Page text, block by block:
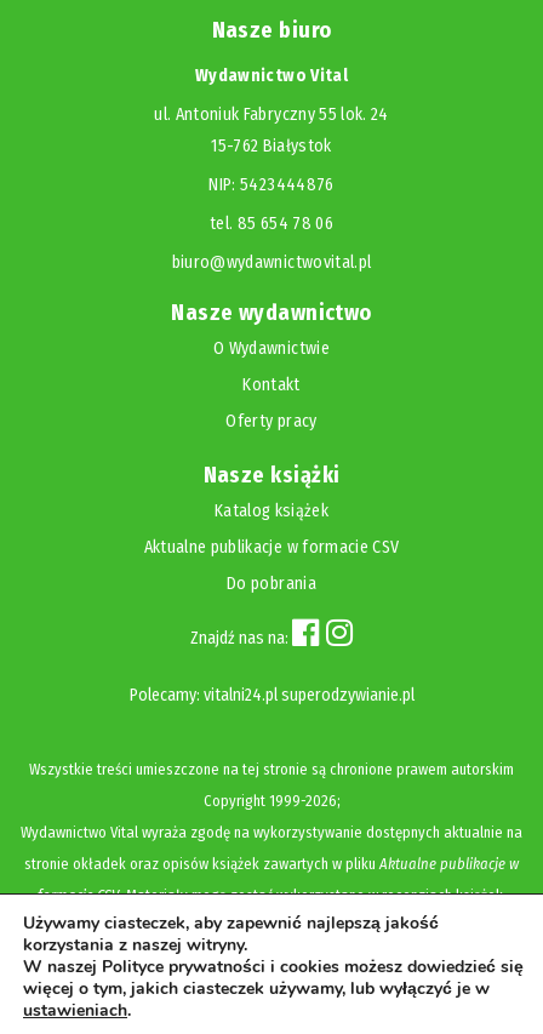
Nasze biuro
Wydawnictwo Vital
ul. Antoniuk Fabryczny 55 lok. 24
15-762 Białystok
NIP: 5423444876
tel. 85 654 78 06
biuro@wydawnictwovital.pl
Nasze wydawnictwo
O Wydawnictwie
Kontakt
Oferty pracy
Nasze książki
Katalog książek
Aktualne publikacje w formacie CSV
Do pobrania
Znajdź nas na:
Polecamy: vitalni24.pl superodzywianie.pl
Wszystkie treści umieszczone na tej stronie są chronione prawem autorskim
Copyright1999-2026;
Wydawnictwo Vital wyraża zgodę na wykorzystywanie dostępnych aktualnie na
stronie okładek oraz opisów książek zawartych w pliku Aktualne publikacje w
formacie CSV. Materiały mogą zostać wykorzystane w recenzjach książek,
katalogach internetowych, bibliotecznych (OPAC) oraz materiałach promujących
legalną dystrybucję książek. Usunięcie materiału z ww. strony internetowej,
równoznaczne jest z cofnięciem udzielonej zgody.
Używamy ciasteczek, aby zapewnić najlepszą jakość
korzystania z naszej witryny.
W naszej Polityce prywatności i cookies możesz dowiedzieć się
więcej o tym, jakich ciasteczek używamy, lub wyłączyć je w
ustawieniach.